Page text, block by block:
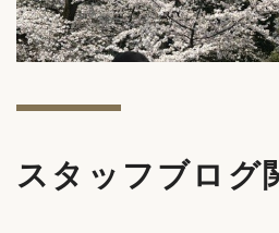
スタッフブログ